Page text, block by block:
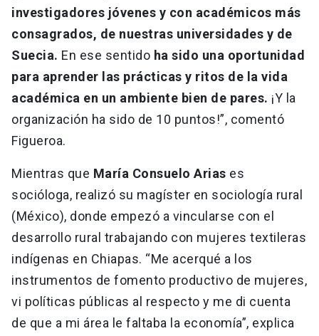
investigadores jóvenes y con académicos más
consagrados, de nuestras universidades y de
Suecia. En ese sentido ha sido una oportunidad
para aprender las prácticas y ritos de la vida
académica en un ambiente bien de pares. ¡Y la
organización ha sido de 10 puntos!”, comentó
Figueroa.
Mientras que María Consuelo Arias es
socióloga, realizó su magíster en sociología rural
(México), donde empezó a vincularse con el
desarrollo rural trabajando con mujeres textileras
indígenas en Chiapas. “Me acerqué a los
instrumentos de fomento productivo de mujeres,
vi políticas públicas al respecto y me di cuenta
de que a mi área le faltaba la economía”, explica